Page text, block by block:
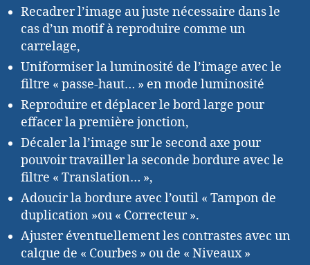
Recadrer l’image au juste nécessaire dans le
cas d’un motif à reproduire comme un
carrelage,
Uniformiser la luminosité de l’image avec le
filtre « passe-haut… » en mode luminosité
Reproduire et déplacer le bord large pour
effacer la première jonction,
Décaler la l’image sur le second axe pour
pouvoir travailler la seconde bordure avec le
filtre « Translation… »,
Adoucir la bordure avec l’outil « Tampon de
duplication »ou « Correcteur ».
Ajuster éventuellement les contrastes avec un
calque de « Courbes » ou de « Niveaux »